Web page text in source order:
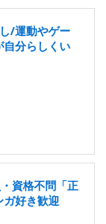
/運動やゲー
分らしくい
資格不問「正
好き歓迎